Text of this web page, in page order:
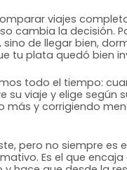
viajes
cambia la decisión.
de llegar bien,
tu plata quedó bien
todo el tiempo:
su viaje y elige según
más y corrigiendo
pero no siempre es
Es el que